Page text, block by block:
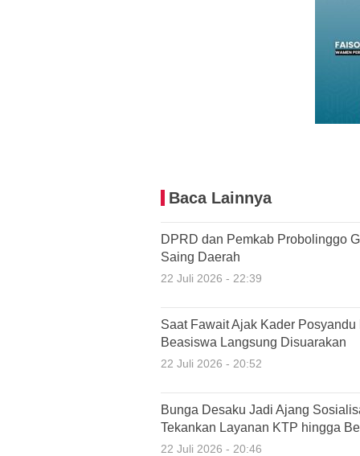
Baca Lainnya
DPRD dan Pemkab Probolinggo
Saing Daerah
22 Juli 2026 - 22:39
Saat Fawait Ajak Kader
Beasiswa Langsung Disuarakan
22 Juli 2026 - 20:52
Bunga Desaku Jadi Ajang
Tekankan Layanan KTP hingga
22 Juli 2026 - 20:46